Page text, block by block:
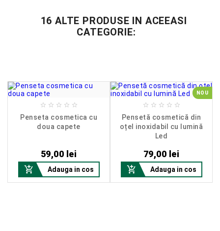
16 ALTE PRODUSE IN ACEEASI
CATEGORIE:
    
Penseta cosmetica cu
doua capete
59,00 lei
 Adauga in cos
    
Pensetă cosmetică din
oțel inoxidabil cu lumină
LedPret
79,00 lei
 Adauga in cos
NOU